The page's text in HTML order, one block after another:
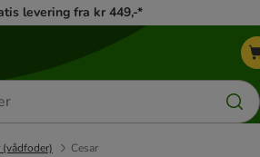
levering fra kr 449,-*
Cesar